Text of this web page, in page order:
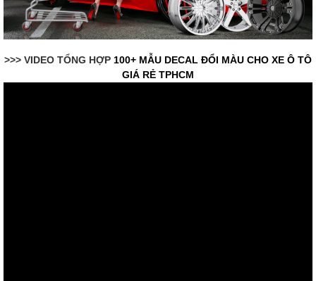
>>> VIDEO TỔNG HỢP 100+ MẪU DECAL ĐỔI MÀU CHO XE Ô TÔ
GIÁ RẺ TPHCM